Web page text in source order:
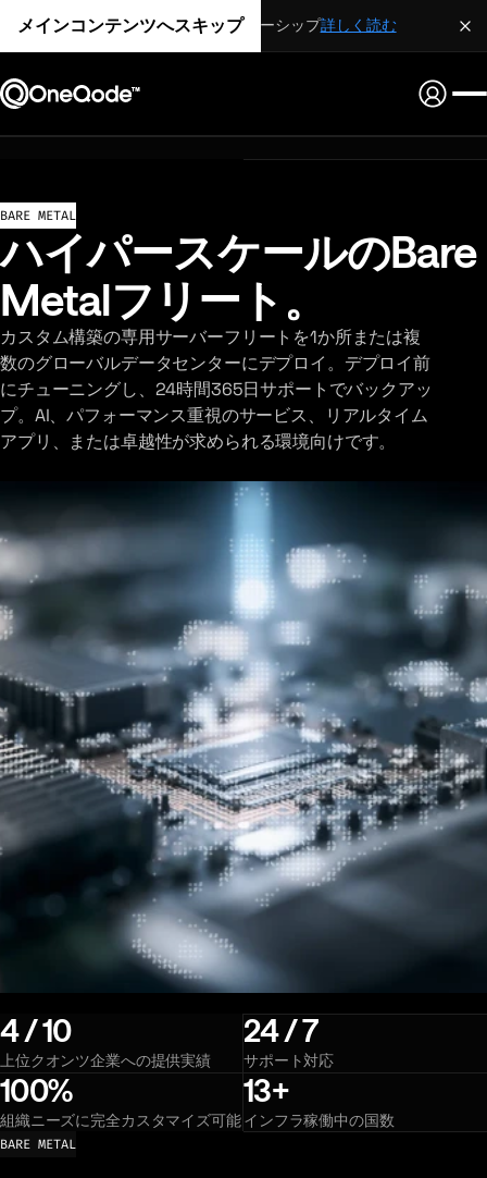
メインコンテンツへスキップ
戦略的パートナーシップ詳しく読む
BARE METAL
ハイパースケールのBare
Metalフリート。
カスタム構築の専用サーバーフリートを1か所または複
数のグローバルデータセンターにデプロイ。デプロイ前
にチューニングし、24時間365日サポートでバックアッ
プ。AI、パフォーマンス重視のサービス、リアルタイム
アプリ、または卓越性が求められる環境向けです。
4 / 10
上位クオンツ企業への提供実績
24 / 7
サポート対応
100%
組織ニーズに完全カスタマイズ可能
13+
インフラ稼働中の国数
BARE METAL